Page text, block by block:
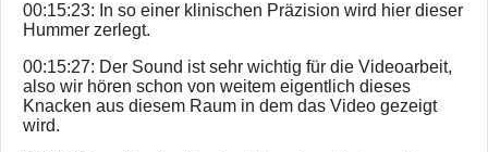
00:15:23: In so einer klinischen Präzision wird hier dieser
Hummer zerlegt.
00:15:27: Der Sound ist sehr wichtig für die Videoarbeit,
also wir hören schon von weitem eigentlich dieses
Knacken aus diesem Raum in dem das Video gezeigt
wird.